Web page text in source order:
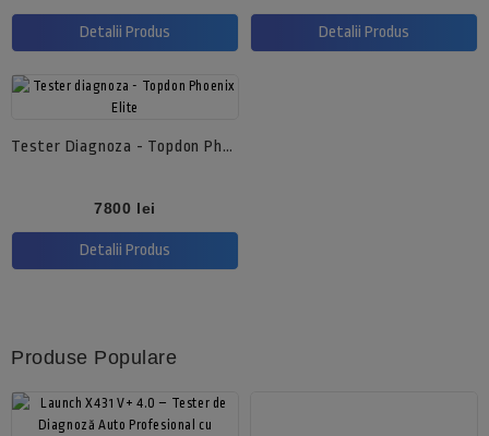
baza
Detalii Produs Detalii Produs
Tester Diagnoza - Topdon Phoenix Elite
Pret
7800 lei
Detalii Produs
Produse Populare